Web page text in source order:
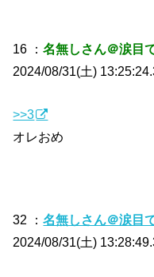
16 ：名無しさん＠涙目
2024/08/31(土)
>>3
オレおめ
32 ：名無しさん＠涙目
2024/08/31(土)